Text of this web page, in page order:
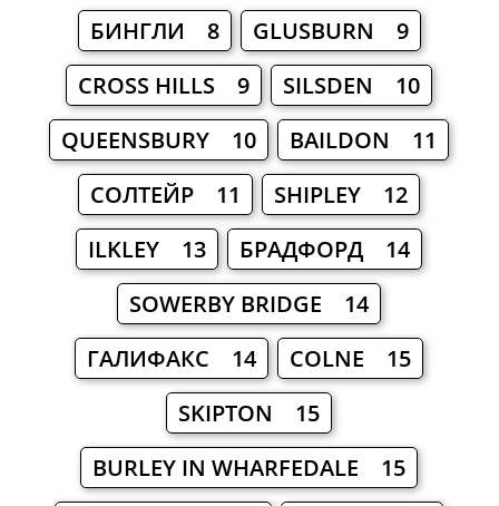
БИНГЛИ 8
GLUSBURN 9
CROSS HILLS 9
SILSDEN 10
QUEENSBURY 10
BAILDON 11
СОЛТЕЙР 11
SHIPLEY 12
ILKLEY 13
БРАДФОРД 14
SOWERBY BRIDGE 14
ГАЛИФАКС 14
COLNE 15
SKIPTON 15
BURLEY IN WHARFEDALE 15